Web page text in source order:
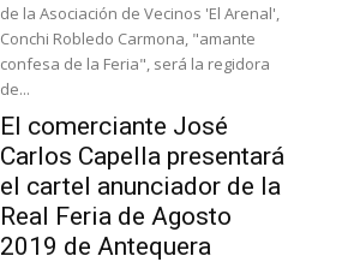
de la Asociación de Vecinos 'El Arenal',
Conchi Robledo Carmona, "amante
confesa de la Feria", será la regidora
de...
El comerciante José
Carlos Capella presentará
el cartel anunciador de la
Real Feria de Agosto
2019 de Antequera